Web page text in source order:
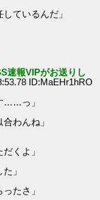
ているんだ」
速報VIPがお送りし
ID:MaEHr1hRO
……っ」
わんね」
くよ」
」
たさ」